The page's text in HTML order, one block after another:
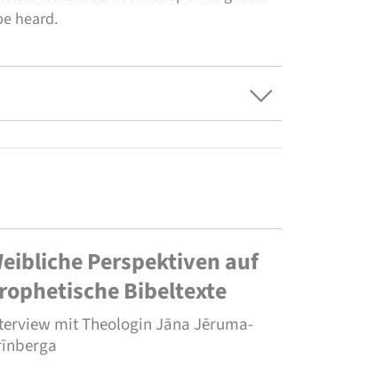
heard.
Perspektiven auf
Bibeltexte
mit Theologin Jāna Jēruma-